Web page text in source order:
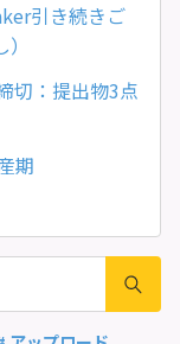
引き続きご
切：提出物3点
期